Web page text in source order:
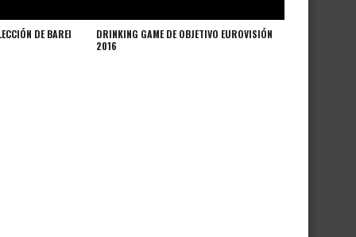
DE BAREI
DRINKING GAME DE OBJETIVO EUROVISIÓN
2016